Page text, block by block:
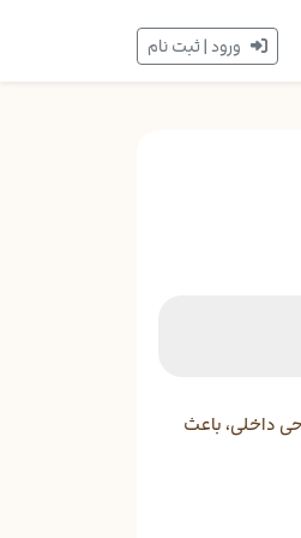
ورود | ثبت نام
داخلی، باعث